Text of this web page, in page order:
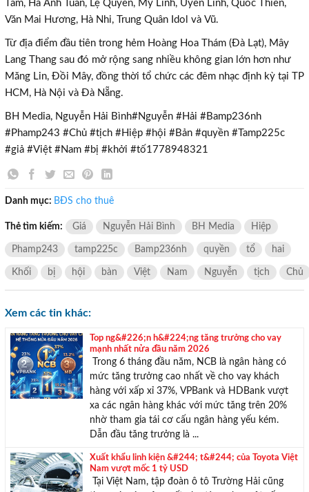
chúng tôi sẽ giúp bạn tìm được BĐS ưng ý!
×
Tâm, Hà Anh Tuấn, Lệ Quyên, Mỹ Linh, Uyên Linh, Quốc Thiên,
Văn Mai Hương, Hà Nhi, Trung Quân Idol và Vũ.
Từ địa điểm đầu tiên trong hẻm Hoàng Hoa Thám (Đà Lạt), Mây
Lang Thang sau đó mở rộng sang nhiều không gian lớn hơn như
Măng Lin, Đồi Mây, đồng thời tổ chức các đêm nhạc định kỳ tại TP
HCM, Hà Nội và Đà Nẵng.
BH Media, Nguyễn Hải Bình#Nguyễn #Hải #Bamp236nh
#Phamp243 #Chủ #tịch #Hiệp #hội #Bản #quyền #Tamp225c
#giả #Việt #Nam #bị #khởi #tố1778948321
Danh mục: BĐS cho thuê
Thẻ tìm kiếm: Giá Nguyễn Hải Bình BH Media Hiệp
Phamp243 tamp225c Bamp236nh quyền tổ hai
Khối bị hội bàn Việt Nam Nguyễn tịch Chủ
Xem các tin khác:
Top ng&#226;n h&#224;ng tăng trưởng cho vay
mạnh nhất nửa đầu năm 2026
Trong 6 tháng đầu năm, NCB là ngân hàng có
mức tăng trưởng cao nhất về cho vay khách
hàng với xấp xỉ 37%, VPBank và HDBank vượt
xa các ngân hàng khác với mức tăng trên 20%
nhờ tham gia tái cơ cấu ngân hàng yếu kém.
Dẫn đầu tăng trưởng là ...
Xuất khẩu linh kiện &#244; t&#244; của Toyota Việt
Nam vượt mốc 1 tỷ USD
Tại Việt Nam, tập đoàn ô tô Trường Hải cũng